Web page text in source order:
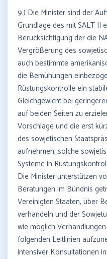
9.) Die Minister sind der
Grundlage des mit SALT II
Berücksichtigung der die
Vergrößerung des
auch bestimmte
die Bemühungen
Rüstungskontrolle ein
Gleichgewicht bei
auf beiden Seiten zu
Vorschläge und die erst
des sowjetischen
aufnehmen, solche
Systeme in
Die Minister unterstützen
Beratungen im Bündnis
Vereinigten Staaten, über
verhandeln und der
wie möglich
folgenden Leitlinien
intensiver Konsultationen